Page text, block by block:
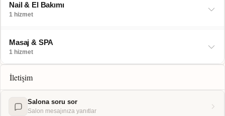
Nail & El Bakımı
1 hizmet
Masaj & SPA
1 hizmet
İletişim
Salona soru sor
Salon mesajınıza yanıtlar